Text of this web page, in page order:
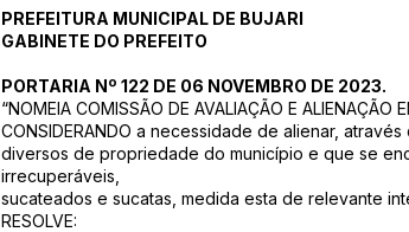
PREFEITURA MUNICIPAL DE BUJARI
GABINETE DO PREFEITO
PORTARIA Nº 122 DE 06 NOVEMBRO DE 2023.
“NOMEIA COMISSÃO DE AVALIAÇÃO E ALIENAÇÃO
CONSIDERANDO a necessidade de alienar,
diversos de propriedade do município e que se
irrecuperáveis,
sucateados e sucatas, medida esta de relevante
RESOLVE: